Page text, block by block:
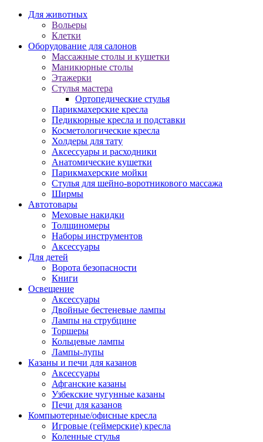
Для животных
Вольеры
Клетки
Оборудование для салонов
Массажные столы и кушетки
Маникюрные столы
Этажерки
Стулья мастера
Ортопедические стулья
Парикмахерские кресла
Педикюрные кресла и подставки
Косметологические кресла
Холдеры для тату
Аксессуары и расходники
Анатомические кушетки
Парикмахерские мойки
Стулья для шейно-воротникового массажа
Ширмы
Автотовары
Меховые накидки
Толщиномеры
Наборы инструментов
Аксессуары
Для детей
Ворота безопасности
Книги
Освещение
Аксессуары
Двойные бестеневые лампы
Лампы на струбцине
Торшеры
Кольцевые лампы
Лампы-лупы
Казаны и печи для казанов
Аксессуары
Афганские казаны
Узбекские чугунные казаны
Печи для казанов
Компьютерные/офисные кресла
Игровые (геймерские) кресла
Коленные стулья